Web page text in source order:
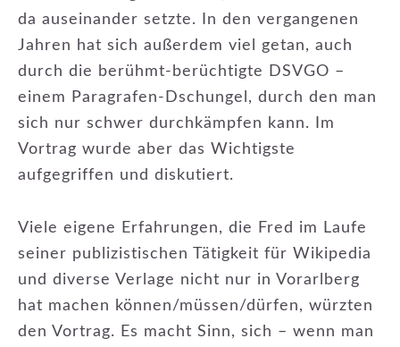
da auseinander setzte. In den vergangenen
Jahren hat sich außerdem viel getan, auch
durch die berühmt-berüchtigte DSVGO –
einem Paragrafen-Dschungel, durch den man
sich nur schwer durchkämpfen kann. Im
Vortrag wurde aber das Wichtigste
aufgegriffen und diskutiert.
Viele eigene Erfahrungen, die Fred im Laufe
seiner publizistischen Tätigkeit für Wikipedia
und diverse Verlage nicht nur in Vorarlberg
hat machen können/müssen/dürfen, würzten
den Vortrag. Es macht Sinn, sich – wenn man